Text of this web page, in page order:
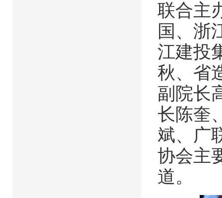
联合主
国、浙
江建投
秋、省
副院长
长陈奎
斌、广
协会主
道。